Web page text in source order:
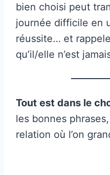
bien choisi peut
journée difficile en
réussite… et
qu’il/elle n’est
Tout est dans le
les bonnes
relation où l’on